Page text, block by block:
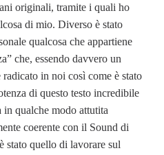
originali, tramite i quali ho
di mio. Diverso è stato
qualcosa che appartiene
che, essendo davvero un
in noi così come è stato
di questo testo incredibile
in qualche modo attutita
coerente con il Sound di
stato quello di lavorare sul